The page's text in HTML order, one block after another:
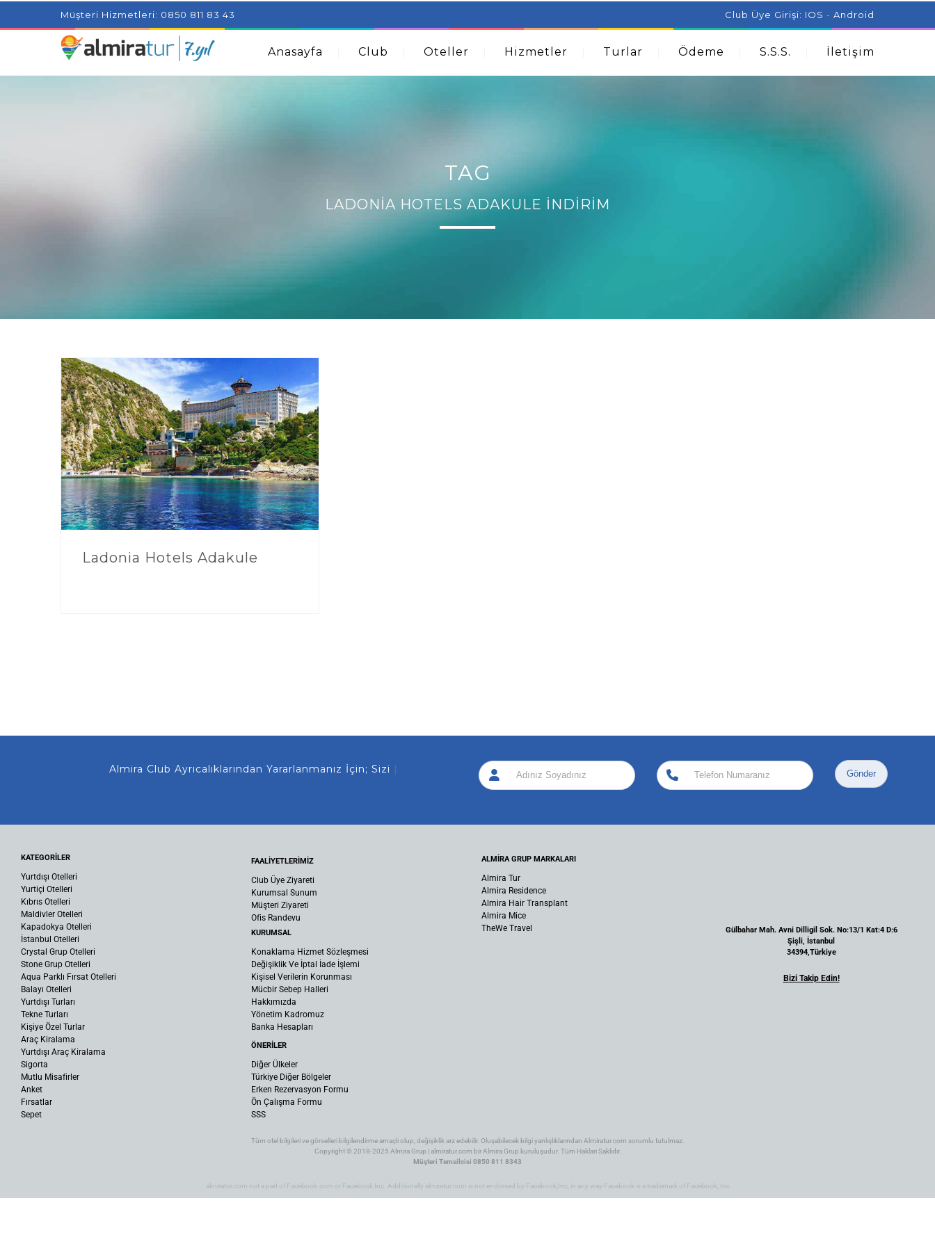
Project Milenial featuring news blogs and tutorials How A Dermatologist Can Help With Acne Problems Aromatherapy And
Kids Amazingly Simple Skin Care Tips For People With Acne
Müşteri Hizmetleri: 0850 811 83 43 Club Üye Girişi: IOS - Android
Anasayfa Club Oteller Hizmetler Turlar Ödeme S.S.S. İletişim
TAG
LADONIA HOTELS ADAKULE İNDIRIM
Ladonia Hotels Adakule
Almira Club Ayrıcalıklarından Yararlanmanız İçin; Sizi Araya Gönder
KATEGORİLER
Yurtdışı Otelleri
Yurtiçi Otelleri
Kıbrıs Otelleri
Maldivler Otelleri
Kapadokya Otelleri
İstanbul Otelleri
Crystal Grup Otelleri
Stone Grup Otelleri
Aqua Parklı Fırsat Otelleri
Balayı Otelleri
Yurtdışı Turları
Tekne Turları
Kişiye Özel Turlar
Araç Kiralama
Yurtdışı Araç Kiralama
Sigorta
Mutlu Misafirler
Anket
Fırsatlar
Sepet
FAALİYETLERİMİZ
Club Üye Ziyareti
Kurumsal Sunum
Müşteri Ziyareti
Ofis Randevu
KURUMSAL
Konaklama Hizmet Sözleşmesi
Değişiklik Ve İptal İade İşlemi
Kişisel Verilerin Korunması
Mücbir Sebep Halleri
Hakkımızda
Yönetim Kadromuz
Banka Hesapları
ÖNERİLER
Diğer Ülkeler
Türkiye Diğer Bölgeler
Erken Rezervasyon Formu
Ön Çalışma Formu
SSS
ALMİRA GRUP MARKALARI
Almira Tur
Almira Residence
Almira Hair Transplant
Almira Mice
TheWe Travel
Gülbahar Mah. Avni Dilligil Sok. No:13/1 Kat:4 D:6
Şişli, İstanbul
34394,Türkiye
Bizi Takip Edin!
Tüm otel bilgileri ve görselleri bilgilendirme amaçlı olup, değişiklik arz edebilir. Oluşabilecek bilgi yanlışlıklarından Almiratur.com sorumlu tutulmaz.
Copyright © 2018-2025 Almira Grup | almiratur.com bir Almira Grup kuruluşudur. Tüm Hakları Saklıdır.
Müşteri Temsilcisi 0850 811 8343
almiratur.com not a part of Facebook.com or Facebook Inc. Additionally almiratur.com is not endorsed by Facebook,Inc, in any way Facebook is a trademark of Facebook, Inc